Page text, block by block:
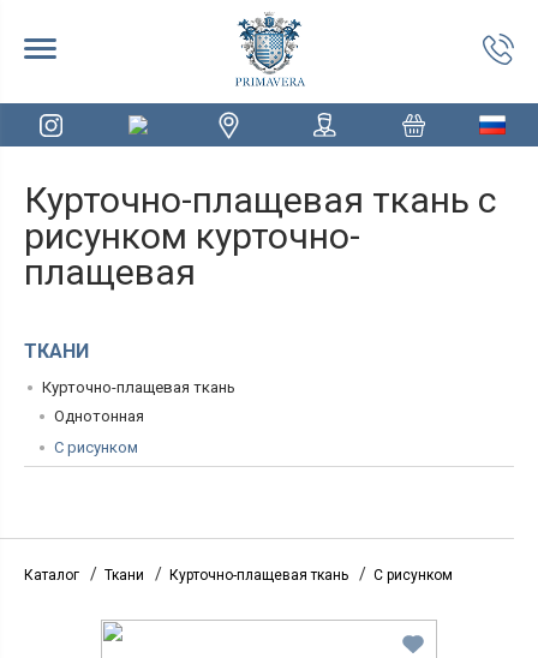
Курточно-плащевая ткань с
рисунком курточно-
плащевая
ТКАНИ
Курточно-плащевая ткань
Однотонная
С рисунком
Каталог / Ткани / Курточно-плащевая ткань / С рисунком